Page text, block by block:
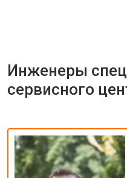
Инженеры
сервисного